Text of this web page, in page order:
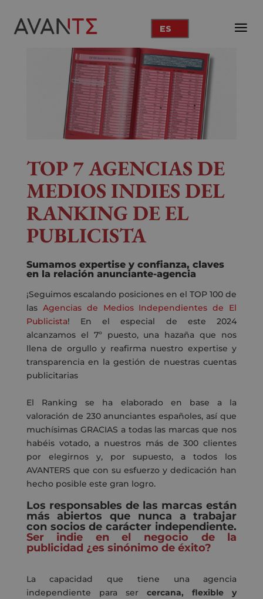
ES
TOP 7 AGENCIAS DE
MEDIOS INDIES DEL
RANKING DE EL
PUBLICISTA
Sumamos expertise y confianza, claves
en la relación anunciante-agencia
¡Seguimos escalando posiciones en el TOP 100de
las Agencias de Medios Independientes de El
Publicista! En el especial de este 2024
alcanzamos el 7º puesto, una hazaña que nos
llena de orgullo y reafirma nuestro expertise y
transparencia en la gestión de nuestras cuentas
publicitarias
El Ranking se ha elaborado en base a la
valoración de 230 anunciantesespañoles, así que
muchísimas GRACIAS a todas las marcas que nos
habéis votado, a nuestros más de 300 clientes
por elegirnos y, por supuesto, a todos los
AVANTERS que con su esfuerzo y dedicación han
hecho posible este gran logro.
Los responsables de las marcas están
más abiertos que nunca a trabajar
con socios de carácter independiente.
Ser indie en el negocio de la
publicidad ¿es sinónimo de éxito?
La capacidadque tiene una agencia
independiente para sercercana, flexible y